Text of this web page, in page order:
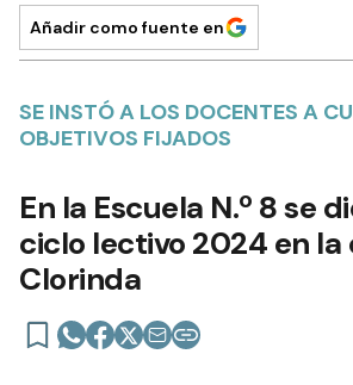
Añadir como fuente en
SE INSTÓ A LOS DOCENTES A
OBJETIVOS FIJADOS
En la Escuela N.º 8 se
ciclo lectivo 2024 en
Clorinda